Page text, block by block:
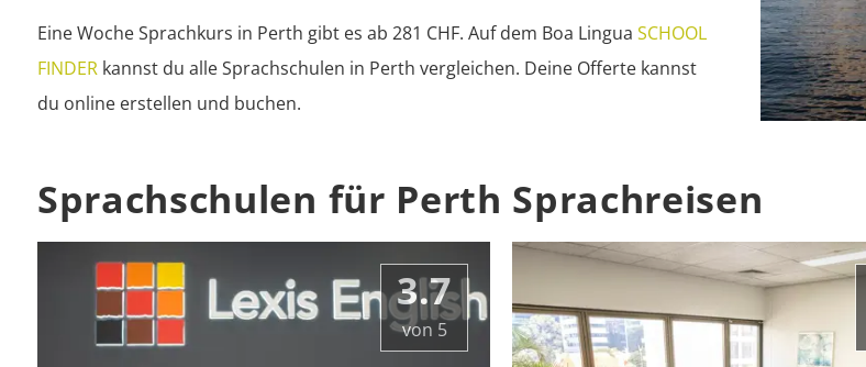
Eine Woche Sprachkurs in Perth gibt es ab 281 CHF. Auf dem Boa Lingua SCHOOL
FINDER kannst du alle Sprachschulen in Perth vergleichen. Deine Offerte kannst
du online erstellen und buchen.
Sprachschulen für Perth Sprachreisen
3.7
von 5